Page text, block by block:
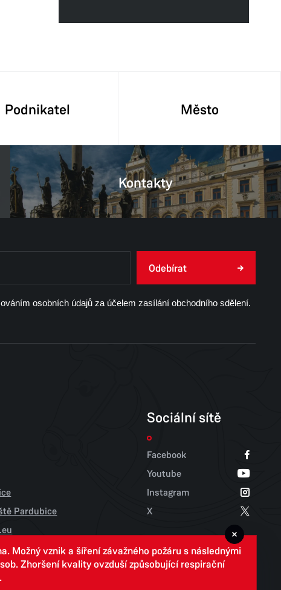
Podnikatel Město
Kontakty
Odebírat
osobních údajů za účelem zasílání obchodního sdělení.
Sociální sítě
Facebook
Youtube
Instagram
X
Pardubice
Možný vznik a šíření závažného požáru s následnými
Zhoršení kvality ovzduší způsobující respirační